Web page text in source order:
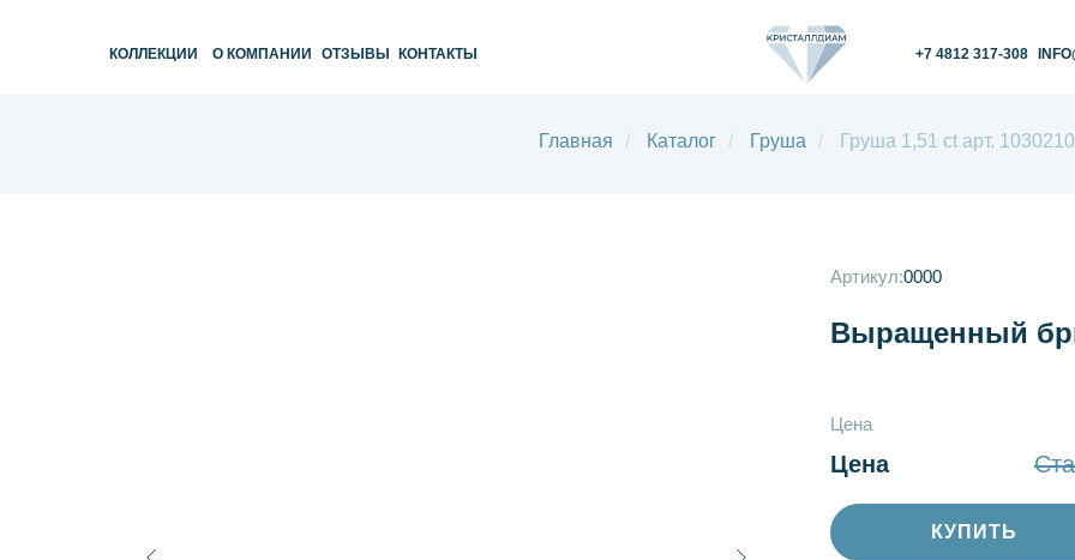
КОЛЛЕКЦИИ О КОМПАНИИ ОТЗЫВЫ КОНТАКТЫ +7 4812 317-308
Главная / Каталог / Груша / Груша 1,51 ct арт. 1030210
Выращенный
Артикул:0000
Цена
Цена
КУПИТЬ